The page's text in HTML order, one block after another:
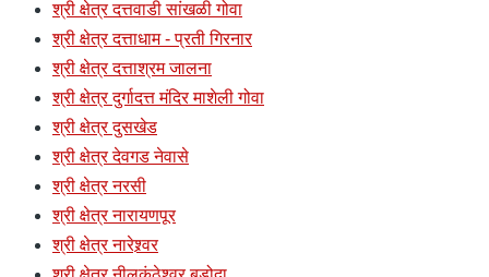
श्री क्षेत्र दत्तवाडी सांखळी गोवा
श्री क्षेत्र दत्ताधाम - प्रती गिरनार
श्री क्षेत्र दत्ताश्रम जालना
श्री क्षेत्र दुर्गादत्त मंदिर माशेली गोवा
श्री क्षेत्र दुसखेड
श्री क्षेत्र देवगड नेवासे
श्री क्षेत्र नरसी
श्री क्षेत्र नारायणपूर
श्री क्षेत्र नारेश्र्वर